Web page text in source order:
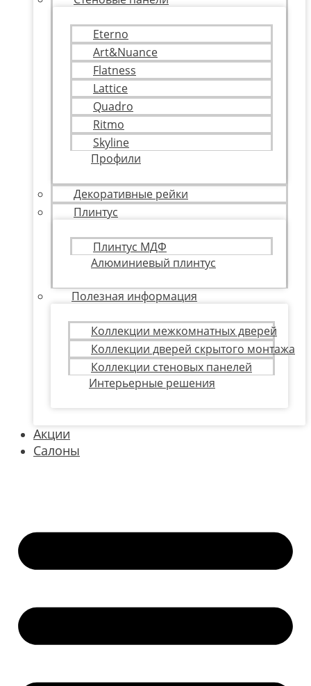
Eterno
Art&Nuance
Flatness
Lattice
Quadro
Ritmo
Skyline
Профили
Декоративные рейки
Плинтус
Плинтус МДФ
Алюминиевый плинтус
Полезная информация
Коллекции межкомнатных дверей
Коллекции дверей скрытого монтажа
Коллекции стеновых панелей
Интерьерные решения
Акции
Салоны